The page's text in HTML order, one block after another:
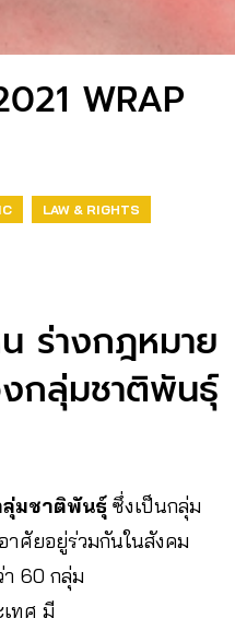
WRAP
LAW & RIGHTS
ร่างกฎหมาย
กลุ่มชาติพันธุ์
มชาติพันธุ์ ซึ่งเป็นกลุ่ม
ศัยอยู่ร่วมกันในสังคม
60 กลุ่ม
ทศ มี